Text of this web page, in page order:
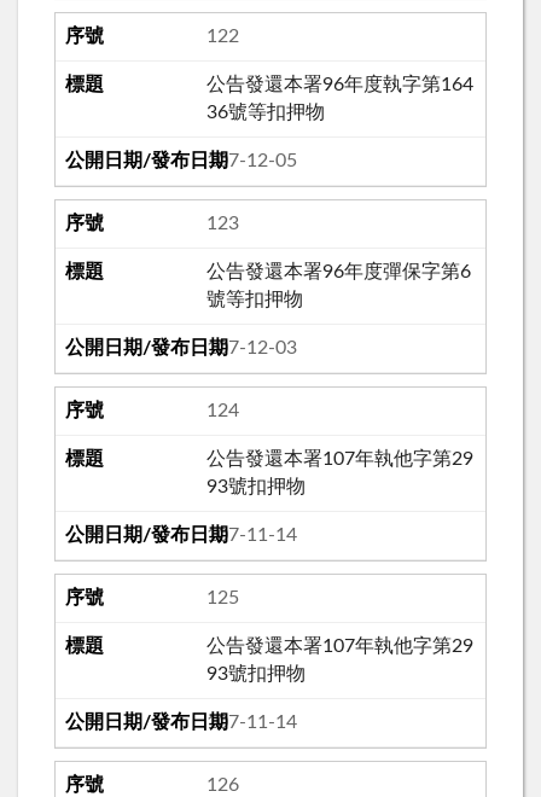
122
公告發還本署96年度執字第164
36號等扣押物
107-12-05
123
公告發還本署96年度彈保字第6
號等扣押物
107-12-03
124
公告發還本署107年執他字第29
93號扣押物
107-11-14
125
公告發還本署107年執他字第29
93號扣押物
107-11-14
126